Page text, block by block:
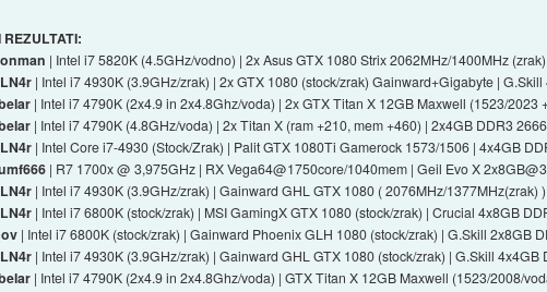
REZULTATI:
| Intel i7 5820K (4.5GHz/vodno) | 2x Asus GTX 1080 Strix 2062MHz/1400MHz
| Intel i7 4930K (3.9GHz/zrak) | 2x GTX 1080 (stock/zrak) Gainward+Gigabyte |
| Intel i7 4790K (2x4.9 in 2x4.8Ghz/voda) | 2x GTX Titan X 12GB Maxwell (1523/
| Intel i7 4790K (4.8GHz/voda) | 2x Titan X (ram +210, mem +460) | 2x4GB DDR3
| Intel Core i7-4930 (Stock/Zrak) | Palit GTX 1080Ti Gamerock 1573/1506 | 4x4GB
| R7 1700x @ 3,975GHz | RX Vega64@1750core/1040mem | Geil Evo X
| Intel i7 4930K (3.9GHz/zrak) | Gainward GHL GTX 1080 ( 2076MHz/
| Intel i7 6800K (stock/zrak) | MSI GamingX GTX 1080 (stock/zrak) | Crucial 4x8GB
| Intel i7 6800K (stock/zrak) | Gainward Phoenix GLH 1080 (stock/zrak) | G.Skill 2x8GB
| Intel i7 4930K (3.9GHz/zrak) | Gainward GHL GTX 1080 (stock/zrak) | G.Skill
| Intel i7 4790K (2x4.9 in 2x4.8Ghz/voda) | GTX Titan X 12GB Maxwell (1523/2008/